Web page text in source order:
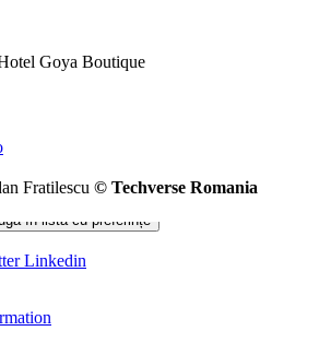
Goya Boutique
Fratilescu © Techverse Romania
în lista cu preferințe
Linkedin